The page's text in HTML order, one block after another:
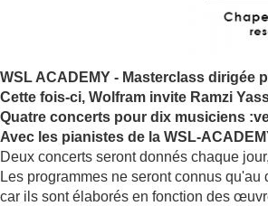
WSL ACADEMY - Masterclass dirigée
Cette fois-ci, Wolfram invite Ramzi
Quatre concerts pour dix musiciens :
Avec les pianistes de la WSL-
Deux concerts seront donnés chaque
Les programmes ne seront connus qu'au
car ils sont élaborés en fonction des